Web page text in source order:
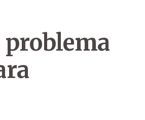
problema